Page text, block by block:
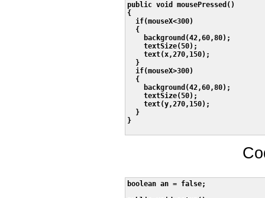
public void mousePressed()
{
  if(mouseX<300)
  {
    background(42,60,80);
    textSize(50);
    text(x,270,150);
  }
  if(mouseX>300)
  {
    background(42,60,80);
    textSize(50);
    text(y,270,150);
  }
}
boolean an = false;